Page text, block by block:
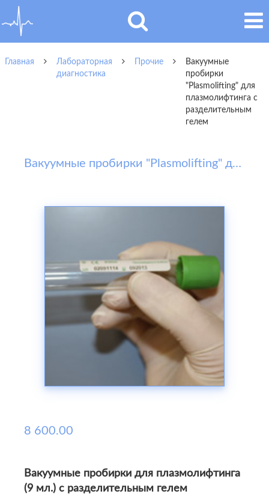
Главная
Лабораторная
диагностика
Прочие
Вакуумные
пробирки
"Plasmolifting" для
плазмолифтинга с
разделительным
гелем
Вакуумные пробирки "Plasmolifting" для плазмолифтинга с разделительным гелем
8 600.00
Вакуумные пробирки для плазмолифтинга
(9 мл.) с разделительным гелем